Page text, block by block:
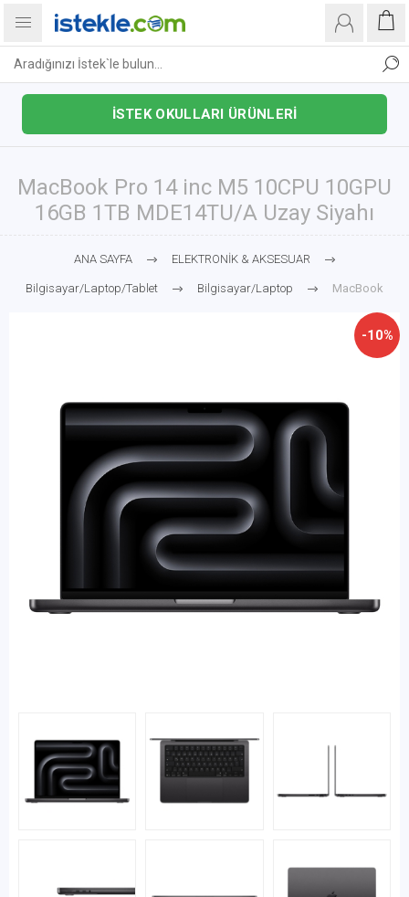
İSTEK OKULLARI ÜRÜNLERİ
MacBook Pro 14 inc M5 10CPU 10GPU
16GB 1TB MDE14TU/A Uzay Siyahı
ANA SAYFA ELEKTRONİK & AKSESUAR
Bilgisayar/Laptop/Tablet Bilgisayar/Laptop MacBook
-10%